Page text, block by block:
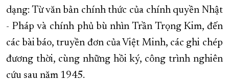
dạng: Từ văn bản chính thức của chính quyền Nhật
- Pháp và chính phủ bù nhìn Trần Trọng Kim, đến
các bài báo, truyền đơn của Việt Minh, các ghi chép
đương thời, cùng những hồi ký, công trình nghiên
cứu sau năm 1945.